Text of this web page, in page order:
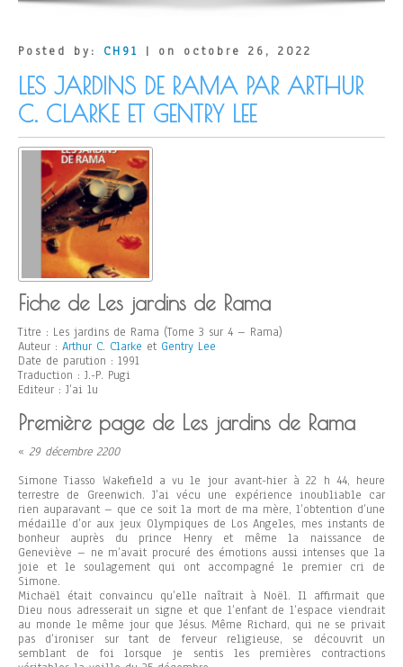
Posted by: CH91 | on octobre 26, 2022
LES JARDINS DE RAMA PAR ARTHUR
C. CLARKE ET GENTRY LEE
Fiche de Les jardins de Rama
Titre : Les jardins de Rama (Tome 3 sur 4 – Rama)
Auteur : Arthur C. Clarke et Gentry Lee
Date de parution : 1991
Traduction : J.-P. Pugi
Editeur : J’ai lu
Première page de Les jardins de Rama
« 29 décembre 2200
Simone Tiasso Wakefield a vu le jour avant-hier à 22 h 44, heure
terrestre de Greenwich. J’ai vécu une expérience inoubliable car
rien auparavant – que ce soit la mort de ma mère, l’obtention d’une
médaille d’or aux jeux Olympiques de Los Angeles, mes instants de
bonheur auprès du prince Henry et même la naissance de
Geneviève – ne m’avait procuré des émotions aussi intenses que la
joie et le soulagement qui ont accompagné le premier cri de
Simone.
Michaël était convaincu qu’elle naîtrait à Noël. Il affirmait que
Dieu nous adresserait un signe et que l’enfant de l’espace viendrait
au monde le même jour que Jésus. Même Richard, qui ne se privait
pas d’ironiser sur tant de ferveur religieuse, se découvrit un
semblant de foi lorsque je sentis les premières contractions